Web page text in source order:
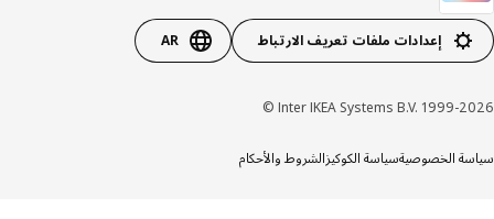
إعدادات ملفات تعريف الارتباط AR
Inter IKEA Systems B.V. 1999-
الخصوصيةسياسة الكوكيزالشروط والأحكام